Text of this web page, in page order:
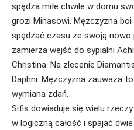
spędza miłe chwile w domu
grozi Minasowi. Mężczyzna
spędzać czasu ze swoją nowo
zamierza wejść do sypialni
Christina. Na zlecenie
Daphni. Mężczyzna zauważa
wymiana zdań.
Sifis dowiaduje się wielu
w logiczną całość i spajać